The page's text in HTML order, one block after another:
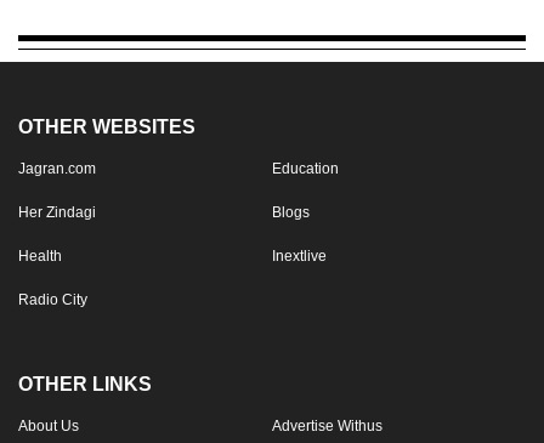
OTHER WEBSITES
Jagran.com Education
Her Zindagi Blogs
Health Inextlive
Radio City
OTHER LINKS
About Us Advertise Withus